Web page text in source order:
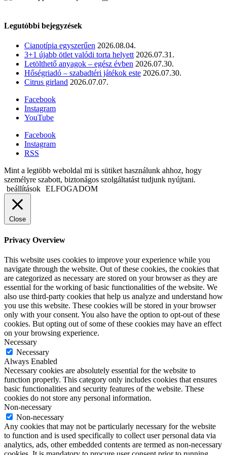
Legutóbbi bejegyzések
Cianotípia egyszerűen 2026.08.04.
3+1 újabb ötlet valódi torta helyett 2026.07.31.
Letölthető anyagok – egész évben 2026.07.30.
Hőségriadó – szabadtéri játékok este 2026.07.30.
Citrus girland 2026.07.07.
Facebook
Instagram
YouTube
Facebook
Instagram
RSS
Mint a legtöbb weboldal mi is sütiket használunk ahhoz, hogy
személyre szabott, biztonágos szolgáltatást tudjunk nyújtani.
beállítások ELFOGADOM
Close
Privacy Overview
This website uses cookies to improve your experience while you
navigate through the website. Out of these cookies, the cookies that
are categorized as necessary are stored on your browser as they are
essential for the working of basic functionalities of the website. We
also use third-party cookies that help us analyze and understand how
you use this website. These cookies will be stored in your browser
only with your consent. You also have the option to opt-out of these
cookies. But opting out of some of these cookies may have an effect
on your browsing experience.
Necessary
Necessary
Always Enabled
Necessary cookies are absolutely essential for the website to
function properly. This category only includes cookies that ensures
basic functionalities and security features of the website. These
cookies do not store any personal information.
Non-necessary
Non-necessary
Any cookies that may not be particularly necessary for the website
to function and is used specifically to collect user personal data via
analytics, ads, other embedded contents are termed as non-necessary